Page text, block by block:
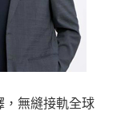
，無縫接軌全球